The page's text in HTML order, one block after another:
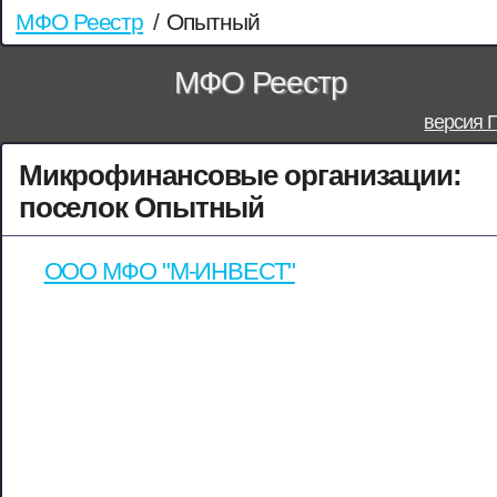
МФО Реестр / Опытный
МФО Реестр
версия
Микрофинансовые организации:
поселок Опытный
ООО МФО "М-ИНВЕСТ"